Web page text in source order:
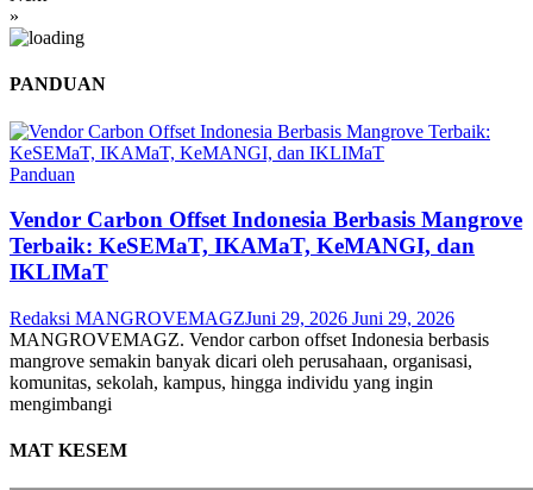
»
PANDUAN
Panduan
Vendor Carbon Offset Indonesia Berbasis Mangrove
Terbaik: KeSEMaT, IKAMaT, KeMANGI, dan
IKLIMaT
Redaksi MANGROVEMAGZJuni 29, 2026 Juni 29, 2026
MANGROVEMAGZ. Vendor carbon offset Indonesia berbasis
mangrove semakin banyak dicari oleh perusahaan, organisasi,
komunitas, sekolah, kampus, hingga individu yang ingin
mengimbangi
MAT KESEM